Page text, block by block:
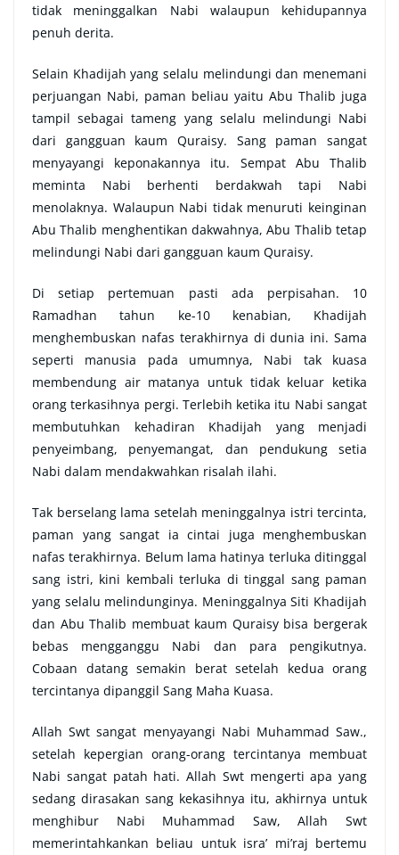
tidak meninggalkan Nabi walaupun kehidupannya
penuh derita.
Selain Khadijah yang selalu melindungi dan menemani
perjuangan Nabi, paman beliau yaitu Abu Thalib juga
tampil sebagai tameng yang selalu melindungi Nabi
dari gangguan kaum Quraisy. Sang paman sangat
menyayangi keponakannya itu. Sempat Abu Thalib
meminta Nabi berhenti berdakwah tapi Nabi
menolaknya. Walaupun Nabi tidak menuruti keinginan
Abu Thalib menghentikan dakwahnya, Abu Thalib tetap
melindungi Nabi dari gangguan kaum Quraisy.
Di setiap pertemuan pasti ada perpisahan. 10
Ramadhan tahun ke-10 kenabian, Khadijah
menghembuskan nafas terakhirnya di dunia ini. Sama
seperti manusia pada umumnya, Nabi tak kuasa
membendung air matanya untuk tidak keluar ketika
orang terkasihnya pergi. Terlebih ketika itu Nabi sangat
membutuhkan kehadiran Khadijah yang menjadi
penyeimbang, penyemangat, dan pendukung setia
Nabi dalam mendakwahkan risalah ilahi.
Tak berselang lama setelah meninggalnya istri tercinta,
paman yang sangat ia cintai juga menghembuskan
nafas terakhirnya. Belum lama hatinya terluka ditinggal
sang istri, kini kembali terluka di tinggal sang paman
yang selalu melindunginya. Meninggalnya Siti Khadijah
dan Abu Thalib membuat kaum Quraisy bisa bergerak
bebas mengganggu Nabi dan para pengikutnya.
Cobaan datang semakin berat setelah kedua orang
tercintanya dipanggil Sang Maha Kuasa.
Allah Swt sangat menyayangi Nabi Muhammad Saw.,
setelah kepergian orang-orang tercintanya membuat
Nabi sangat patah hati. Allah Swt mengerti apa yang
sedang dirasakan sang kekasihnya itu, akhirnya untuk
menghibur Nabi Muhammad Saw, Allah Swt
memerintahkankan beliau untuk isra’ mi’raj bertemu